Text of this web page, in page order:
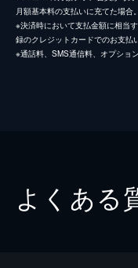
月額基本料の支払いに充てた場合。
※決済時において支払金額に相当
録のクレジットカードでのお支払
※通話料、SMS通信料、オプショ
よくある